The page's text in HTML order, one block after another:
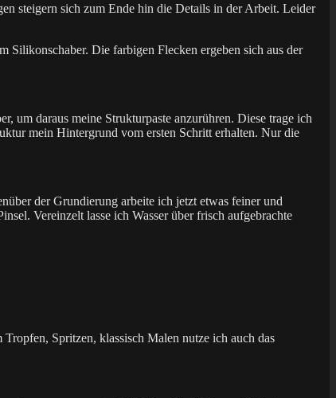
steigern sich zum Ende hin die Details in der Arbeit. Leider
Silikonschaber. Die farbigen Flecken ergeben sich aus der
um daraus meine Strukturpaste anzurühren. Diese trage ich
mein Hintergrund vom ersten Schritt erhalten. Nur die
der Grundierung arbeite ich jetzt etwas feiner und
Vereinzelt lasse ich Wasser über frisch aufgebrachte
Spritzen, klassisch Malen nutze ich auch das